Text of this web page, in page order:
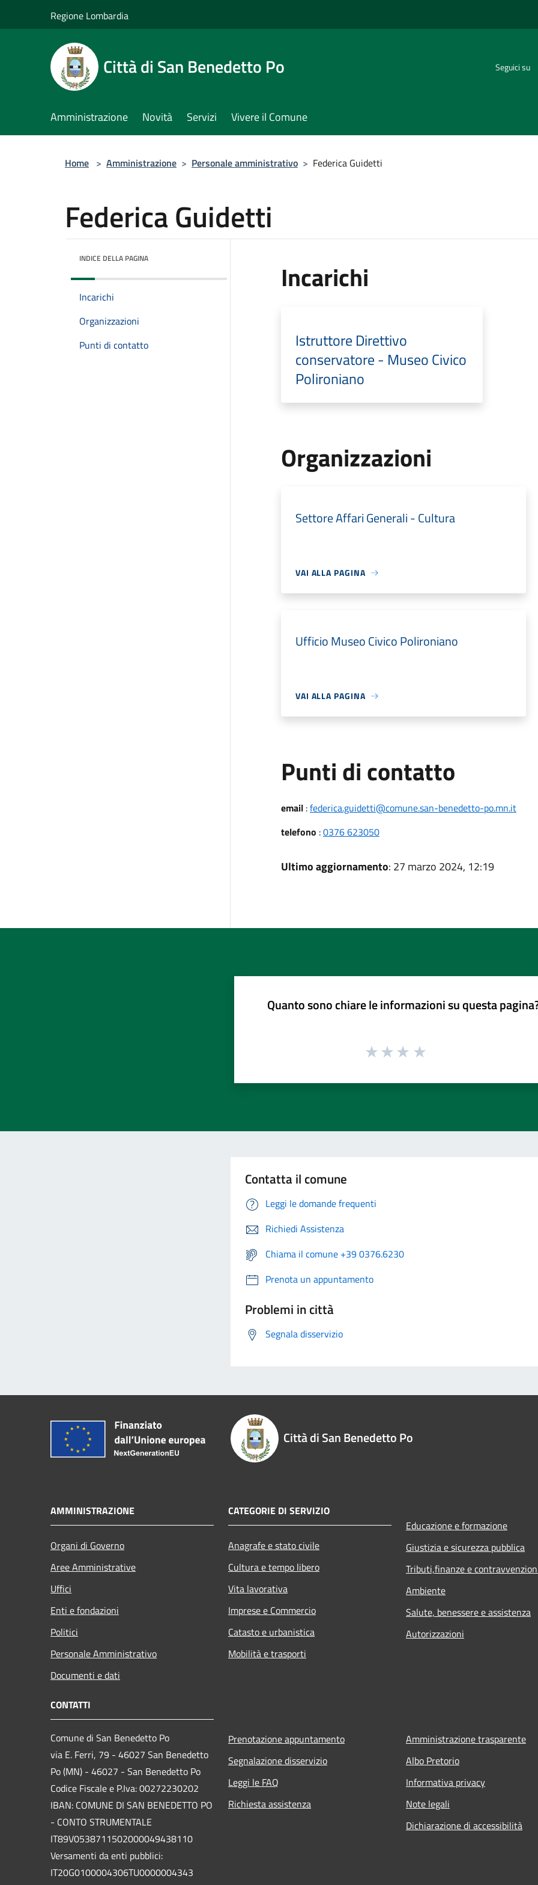
Regione Lombardia
Città di San Benedetto Po Seguici su
Amministrazione Novità Servizi Vivere il Comune
Home > Amministrazione > Personale amministrativo > Federica Guidetti
Federica Guidetti
INDICE DELLA PAGINA
Incarichi
Organizzazioni
Punti di contatto
Incarichi
Istruttore Direttivo
conservatore - Museo Civico
Polironiano
Organizzazioni
Settore Affari Generali - Cultura
VAI ALLA PAGINA
Ufficio Museo Civico Polironiano
VAI ALLA PAGINA
Punti di contatto
email:federica.guidetti@comune.san-benedetto-po.mn.it
telefono :0376 623050
Ultimo aggiornamento: 27 marzo 2024, 12:19
Quanto sono chiare le informazioni su questa
Contatta il comune
Leggi le domande frequenti
Richiedi Assistenza
Chiama il comune +39 0376.6230
Prenota un appuntamento
Problemi in città
Segnala disservizio
Città di San Benedetto Po
AMMINISTRAZIONE
Organi di Governo
Aree Amministrative
Uffici
Enti e fondazioni
Politici
Personale Amministrativo
Documenti e dati
CATEGORIE DI SERVIZIO
Anagrafe e stato civile
Cultura e tempo libero
Vita lavorativa
Imprese e Commercio
Catasto e urbanistica
Mobilità e trasporti
Educazione e formazione
Giustizia e sicurezza pubblica
Tributi,finanze e
Ambiente
Salute, benessere e assistenza
Autorizzazioni
CONTATTI
Comune di San Benedetto Po
via E. Ferri, 79 - 46027 San Benedetto
Po (MN) - 46027 - San Benedetto Po
Codice Fiscale e P.Iva: 00272230202
IBAN: COMUNE DI SAN BENEDETTO PO
- CONTO STRUMENTALE
IT89V0538711502000049438110
Versamenti da enti pubblici:
IT20G0100004306TU0000004343
Prenotazione appuntamento
Segnalazione disservizio
Leggi le FAQ
Richiesta assistenza
Amministrazione trasparente
Albo Pretorio
Informativa privacy
Note legali
Dichiarazione di accessibilità